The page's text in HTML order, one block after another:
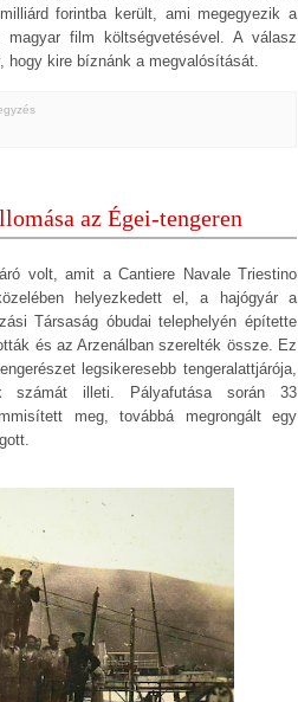
forintba került, ami megegyezik a
film költségvetésével. A válasz
kire bíznánk a megvalósítását.
az Égei-tengeren
volt, amit a Cantiere Navale Triestino
helyezkedett el, a hajógyár a
Társaság óbudai telephelyén építette
és az Arzenálban szerelték össze. Ez
legsikeresebb tengeralattjárója,
számát illeti. Pályafutása során 33
meg, továbbá megrongált egy